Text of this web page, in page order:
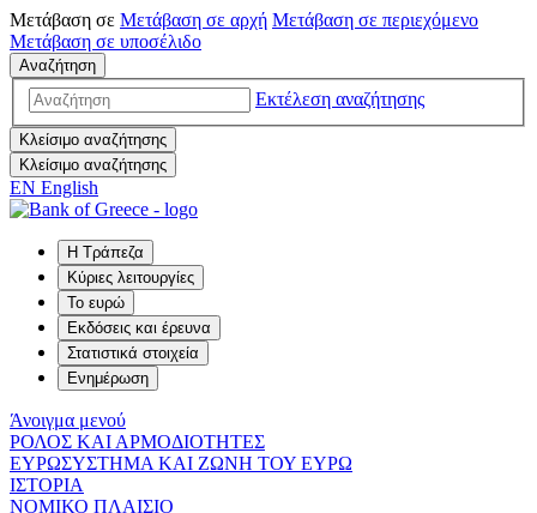
Μετάβαση σε Μετάβαση σε αρχή Μετάβαση σε περιεχόμενο
Μετάβαση σε υποσέλιδο
Αναζήτηση
Εκτέλεση αναζήτησης
Κλείσιμο αναζήτησης
Κλείσιμο αναζήτησης
EN English
Η Τράπεζα
Κύριες λειτουργίες
Το ευρώ
Εκδόσεις και έρευνα
Στατιστικά στοιχεία
Ενημέρωση
Άνοιγμα μενού
ΡΟΛΟΣ ΚΑΙ ΑΡΜΟΔΙΟΤΗΤΕΣ
ΕΥΡΩΣΥΣΤΗΜΑ ΚΑΙ ΖΩΝΗ ΤΟΥ ΕΥΡΩ
ΙΣΤΟΡΙΑ
ΝΟΜΙΚΟ ΠΛΑΙΣΙΟ